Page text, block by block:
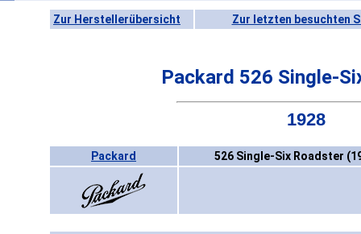
Zur Herstellerübersicht Zur letzten besuchten
Packard 526 Single-
1928
Packard 526 Single-Six Roadster